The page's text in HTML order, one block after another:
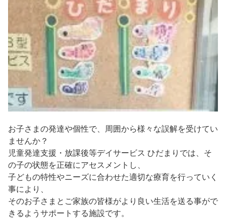
お子さまの発達や個性で、周囲から様々な誤解を受けてい
ませんか？
児童発達支援・放課後等デイサービス ひだまりでは、そ
の子の状態を正確にアセスメントし、
子どもの特性やニーズに合わせた適切な療育を行っていく
事により、
そのお子さまとご家族の皆様がより良い生活を送る事がで
きるようサポートする施設です。